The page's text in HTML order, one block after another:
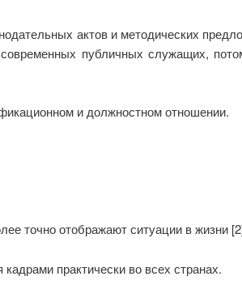
актов и методических
публичных служащих,
и должностном отношении.
точно отображают ситуации в жизни
практически во всех странах.